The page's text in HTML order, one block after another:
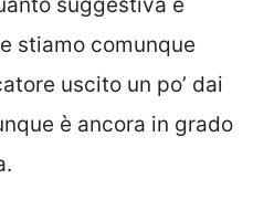
stiamo comunque
uscito un po’ dai
è ancora in grado